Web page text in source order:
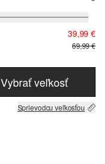
39,99 €
69,99 €
Vybrať veľkosť
Sprievodcu veľkosťou